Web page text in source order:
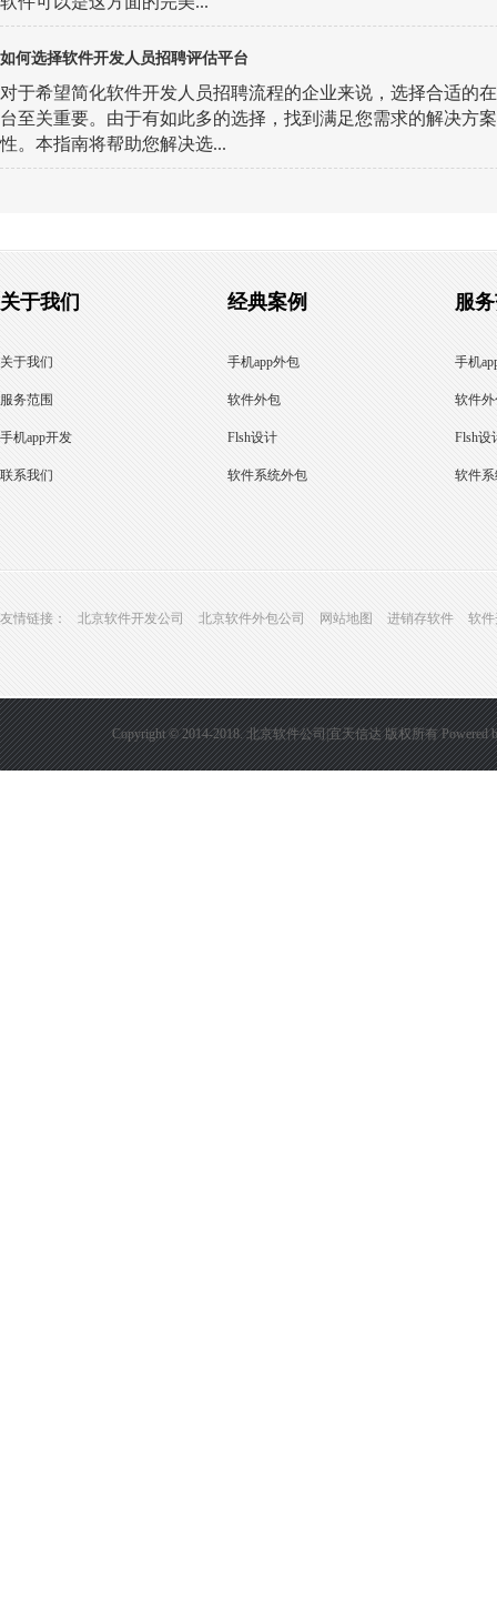
如何选择软件开发人员招聘评估平台
对于希望简化软件开发人员招聘流程的企业来说，选择合适的
台至关重要。由于有如此多的选择，找到满足您需求的解决方
性。本指南将帮助您解决选...
关于我们
关于我们
服务范围
手机app开发
联系我们
经典案例
手机app外包
软件外包
Flsh设计
软件系统外包
服
手机
软件
Flsh设
软件
友情链接： 北京软件开发公司 北京软件外包公司 网站地图 进销存软件 软
Copyright © 2014-2018. 北京软件公司|宜天信达 版权所有Powered